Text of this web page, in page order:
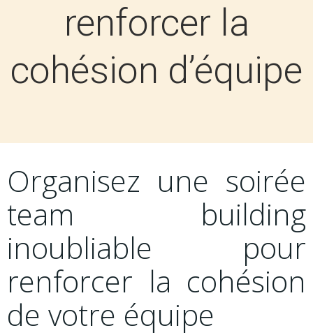
renforcer la
cohésion d’équipe
Organisez une soirée
team building
inoubliable pour
renforcer la cohésion
de votre équipe